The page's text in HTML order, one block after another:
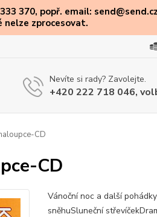
370, popř. email:
nelze zprocesovat.
Nevíte si rady? Zavolejte.
+420 222 718 046,
CD
CD
Vánoční noc a další
sněhuSluneční